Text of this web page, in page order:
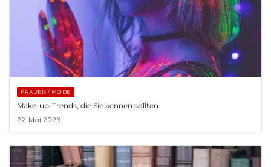
FRAUEN / MODE
Make-up-Trends, die Sie kennen sollten
22. Mai 2026